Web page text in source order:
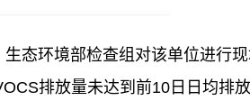
态环境部检查组对该单位进行
排放量未达到前10日日均排